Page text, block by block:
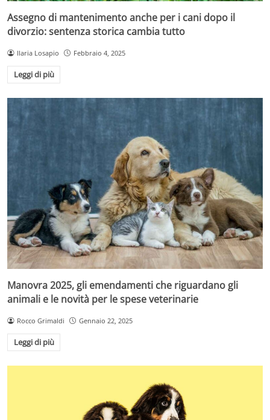
Assegno di mantenimento anche per i cani dopo il
divorzio: sentenza storica cambia tutto
Ilaria Losapio Febbraio 4, 2025
Leggi di più
Manovra 2025, gli emendamenti che riguardano gli
animali e le novità per le spese veterinarie
Rocco Grimaldi Gennaio 22, 2025
Leggi di più